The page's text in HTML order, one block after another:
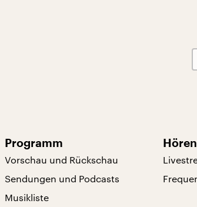
Programm
Vorschau und Rückschau
Sendungen und Podcasts
Musikliste
Hören